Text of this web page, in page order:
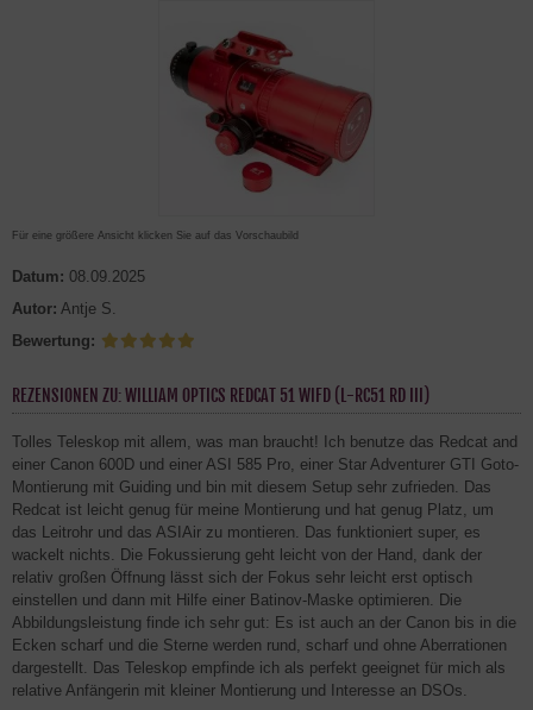
Für eine größere Ansicht klicken Sie auf das Vorschaubild
Datum: 08.09.2025
Autor: Antje S.
Bewertung:
REZENSIONEN ZU: WILLIAM OPTICS REDCAT 51 WIFD (L-RC51 RD III)
Tolles Teleskop mit allem, was man braucht! Ich benutze das Redcat and
einer Canon 600D und einer ASI 585 Pro, einer Star Adventurer GTI Goto-
Montierung mit Guiding und bin mit diesem Setup sehr zufrieden. Das
Redcat ist leicht genug für meine Montierung und hat genug Platz, um
das Leitrohr und das ASIAir zu montieren. Das funktioniert super, es
wackelt nichts. Die Fokussierung geht leicht von der Hand, dank der
relativ großen Öffnung lässt sich der Fokus sehr leicht erst optisch
einstellen und dann mit Hilfe einer Batinov-Maske optimieren. Die
Abbildungsleistung finde ich sehr gut: Es ist auch an der Canon bis in die
Ecken scharf und die Sterne werden rund, scharf und ohne Aberrationen
dargestellt. Das Teleskop empfinde ich als perfekt geeignet für mich als
relative Anfängerin mit kleiner Montierung und Interesse an DSOs.